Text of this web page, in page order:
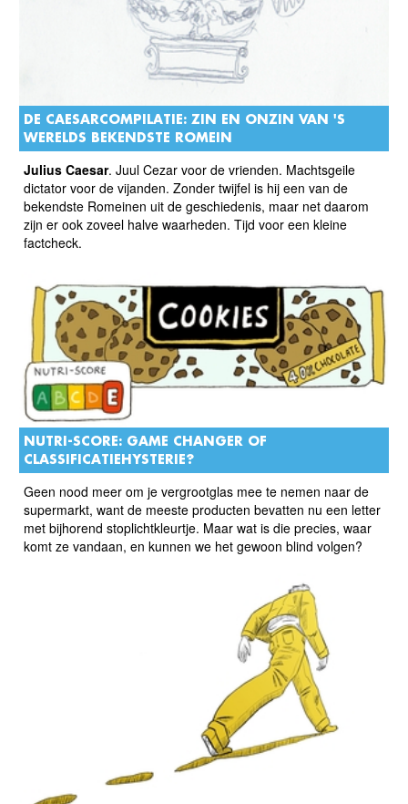
DE CAESARCOMPILATIE: ZIN EN ONZIN VAN 'S
WERELDS BEKENDSTE ROMEIN
Julius Caesar. Juul Cezar voor de vrienden. Machtsgeile
dictator voor de vijanden. Zonder twijfel is hij een van de
bekendste Romeinen uit de geschiedenis, maar net daarom
zijn er ook zoveel halve waarheden. Tijd voor een kleine
factcheck.
NUTRI-SCORE: GAME CHANGER OF
CLASSIFICATIEHYSTERIE?
Geen nood meer om je vergrootglas mee te nemen naar de
supermarkt, want de meeste producten bevatten nu een letter
met bijhorend stoplichtkleurtje. Maar wat is die precies, waar
komt ze vandaan, en kunnen we het gewoon blind volgen?